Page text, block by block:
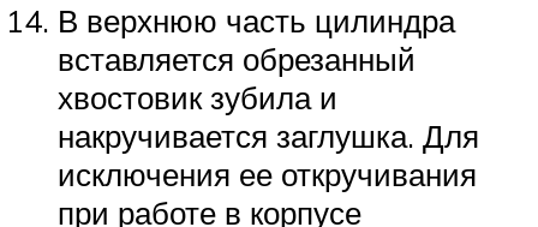
В верхнюю часть цилиндра
вставляется обрезанный
хвостовик зубила и
накручивается заглушка. Для
исключения ее откручивания
при работе в корпусе